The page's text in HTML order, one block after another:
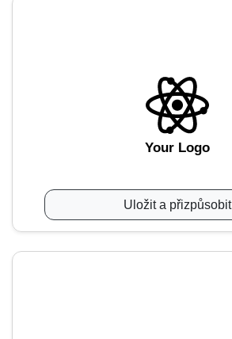
Your Logo
Uložit a přizpůsobit